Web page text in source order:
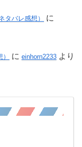
バレ感想） に
に einhorn2233 より